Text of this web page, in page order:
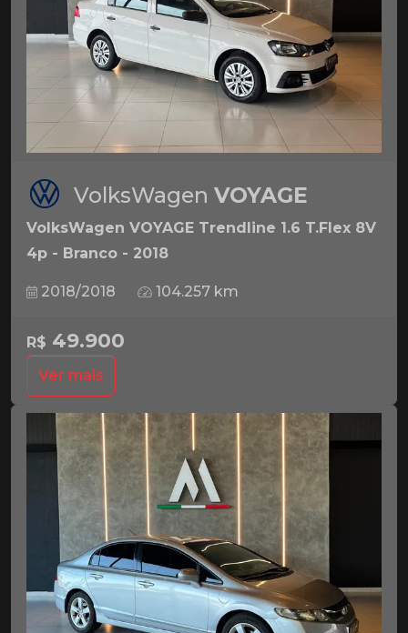
VolksWagen VOYAGE
VolksWagen VOYAGE Trendline 1.6 T.Flex 8V
4p - Branco - 2018
2018/2018 104.257 km
R$ 49.900
Ver mais